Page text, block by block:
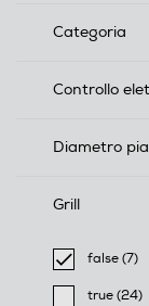
Categoria
Controllo
Diametro
Grill
false (7)
selected
true (24)